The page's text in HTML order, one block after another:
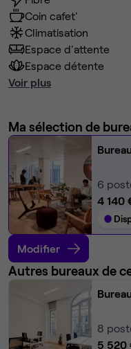
Coin cafet'
Climatisation
Espace d'attente
Espace détente
Voir plus
Ma sélection de
6
4 140
Modifier
Autres bureaux de
8
5 520